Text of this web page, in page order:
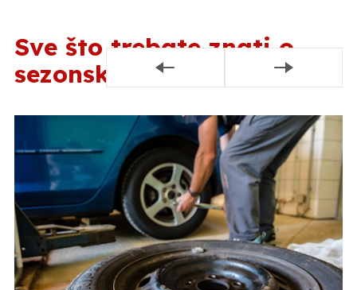
Sve što trebate znati o
sezonskoj zamjeni guma